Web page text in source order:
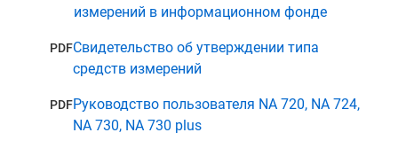
измерений в информационном фонде
PDFСвидетельство об утверждении типа
средств измерений
PDFРуководство пользователя NA 720, NA 724,
NA 730, NA 730 plus